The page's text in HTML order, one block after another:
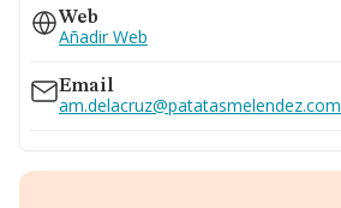
Web
Añadir Web
Email
am.delacruz@patatasmelendez.com